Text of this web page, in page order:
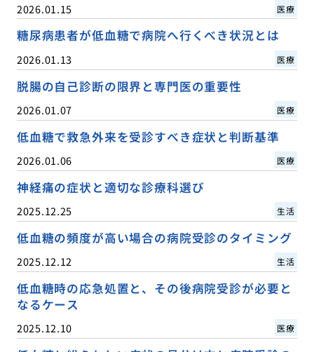
2026.01.15 医療
糖尿病患者が低血糖で病院へ行くべき状況とは
2026.01.13 医療
脱腸の自己診断の限界と専門医の重要性
2026.01.07 医療
低血糖で救急外来を受診すべき症状と判断基準
2026.01.06 医療
神経痛の症状と適切な診療科選び
2025.12.25 生活
低血糖の頻度が高い場合の病院受診のタイミング
2025.12.12 生活
低血糖時の応急処置と、その後病院受診が必要と
なるケース
2025.12.10 医療